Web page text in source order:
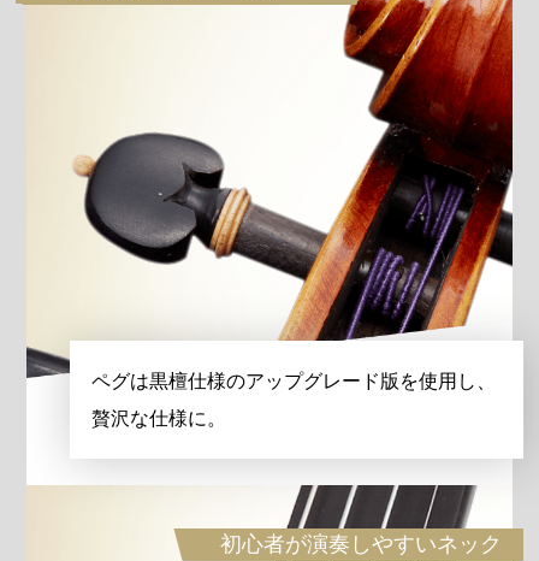
ペグは黒檀仕様のアップグレード版を使用し、
贅沢な仕様に。
初心者が演奏しやすいネック